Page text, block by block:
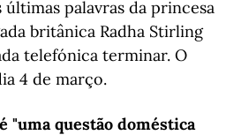
últimas palavras da princesa
britânica Radha Stirling
telefónica terminar. O
4 de março.
"uma questão doméstica